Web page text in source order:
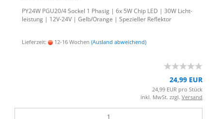
PY24W PGU20/4 So­ckel 1 Pha­sig | 6x 5W Chip LED | 30W Licht­
leis­tung | 12V-​24V | Gelb/Oran­ge | Spe­zi­el­ler Re­flek­tor
Lieferzeit: 12-16 Wochen (Ausland abweichend)
24,99 EUR
24,99 EUR pro Stück
inkl. MwSt. zzgl. Versand